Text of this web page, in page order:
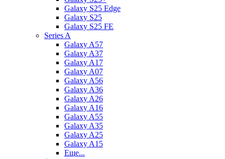
Galaxy S25 Edge
Galaxy S25
Galaxy S25 FE
Series A
Galaxy A57
Galaxy A37
Galaxy A17
Galaxy A07
Galaxy A56
Galaxy A36
Galaxy A26
Galaxy A16
Galaxy A55
Galaxy A35
Galaxy A25
Galaxy A15
Еще...